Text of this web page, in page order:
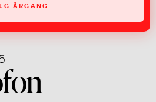
ÅRGANG